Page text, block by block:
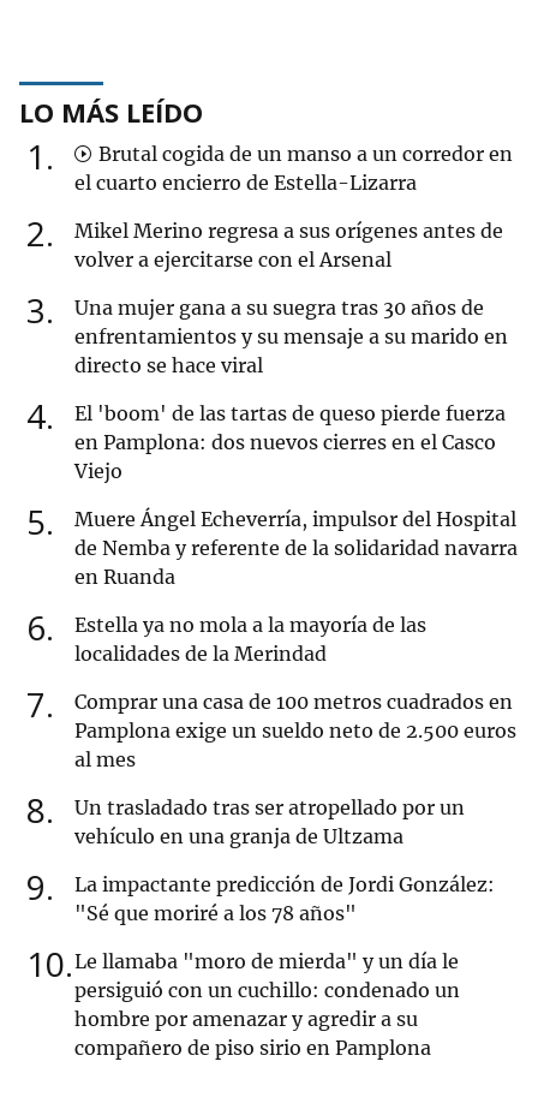
LO MÁS LEÍDO
1
Brutal cogida de un manso a un corredor en
el cuarto encierro de Estella-Lizarra
2
Mikel Merino regresa a sus orígenes antes de
volver a ejercitarse con el Arsenal
3
Una mujer gana a su suegra tras 30 años de
enfrentamientos y su mensaje a su marido en
directo se hace viral
4
El 'boom' de las tartas de queso pierde fuerza
en Pamplona: dos nuevos cierres en el Casco
Viejo
5
Muere Ángel Echeverría, impulsor del Hospital
de Nemba y referente de la solidaridad navarra
en Ruanda
6
Estella ya no mola a la mayoría de las
localidades de la Merindad
7
Comprar una casa de 100 metros cuadrados en
Pamplona exige un sueldo neto de 2.500 euros
al mes
8
Un trasladado tras ser atropellado por un
vehículo en una granja de Ultzama
9
La impactante predicción de Jordi González:
"Sé que moriré a los 78 años"
10 Le llamaba "moro de mierda" y un día le
persiguió con un cuchillo: condenado un
hombre por amenazar y agredir a su
compañero de piso sirio en Pamplona